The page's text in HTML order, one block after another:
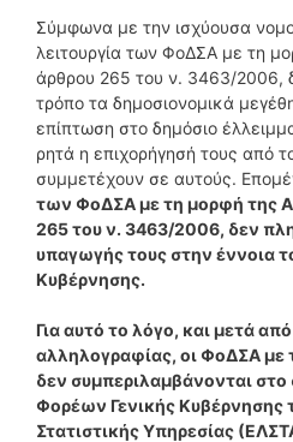
Σύμφωνα με την ισχύουσα
λειτουργία των ΦοΔΣΑ με τη
άρθρου 265 του ν. 3463/2006,
τρόπο τα δημοσιονομικά
επίπτωση στο δημόσιο
ρητά η επιχορήγησή τους από
συμμετέχουν σε αυτούς.
των ΦοΔΣΑ με τη μορφή της
265 του ν. 3463/2006, δεν
υπαγωγής τους στην έννοια
Κυβέρνησης.
Για αυτό το λόγο, και μετά
αλληλογραφίας, οι ΦοΔΣΑ με
δεν συμπεριλαμβάνονται
Φορέων Γενικής Κυβέρνησης
Στατιστικής Υπηρεσίας